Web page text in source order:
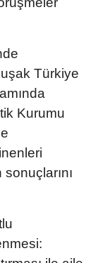
Türkiye
Kurumu